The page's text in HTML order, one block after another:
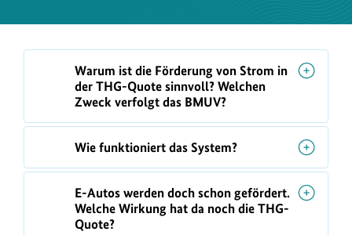
s
Warum ist die Förderung von Strom in
der THG-Quote sinnvoll? Welchen
Zweck verfolgt das BMUV?
Wie funktioniert das System?
E-Autos werden doch schon gefördert.
Welche Wirkung hat da noch die THG-
Quote?